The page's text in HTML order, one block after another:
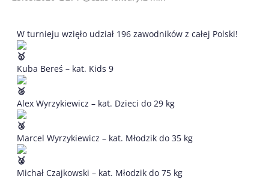
W turnieju wzięło udział 196 zawodników z całej Polski!
Kuba Bereś – kat. Kids 9
Alex Wyrzykiewicz – kat. Dzieci do 29 kg
Marcel Wyrzykiewicz – kat. Młodzik do 35 kg
Michał Czajkowski – kat. Młodzik do 75 kg